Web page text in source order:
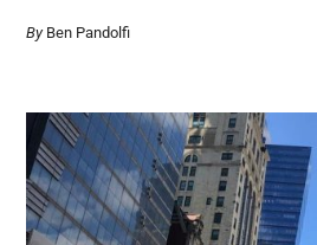
By Ben Pandolfi